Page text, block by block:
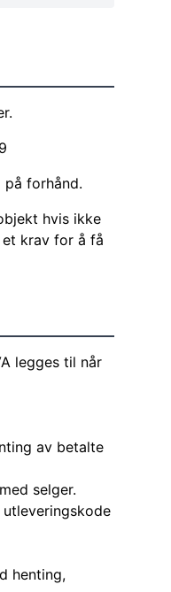
forhånd.
hvis ikke
krav for å få
legges til når
av betalte
selger.
henting,